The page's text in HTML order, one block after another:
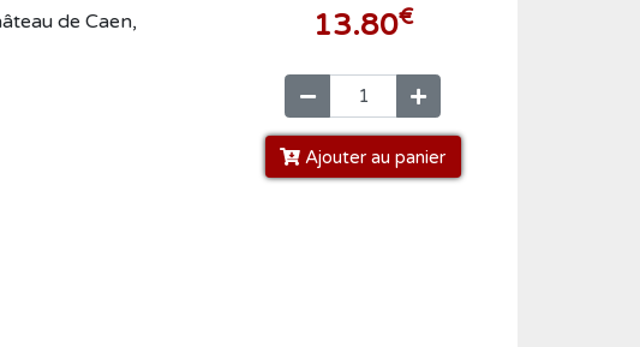
de Caen,
13.80€
Ajouter au panier